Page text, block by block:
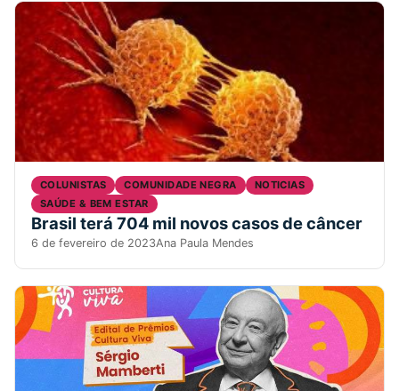
COLUNISTAS COMUNIDADE NEGRA
NOTICIAS
SAÚDE & BEM ESTAR
Brasil terá 704 mil novos casos de câncer
6 de fevereiro de 2023Ana Paula Mendes